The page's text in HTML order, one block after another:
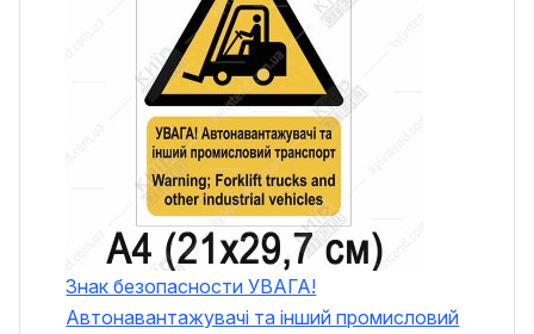
Знак безопасности УВАГА!
Автонавантажувачі та інший промисловий